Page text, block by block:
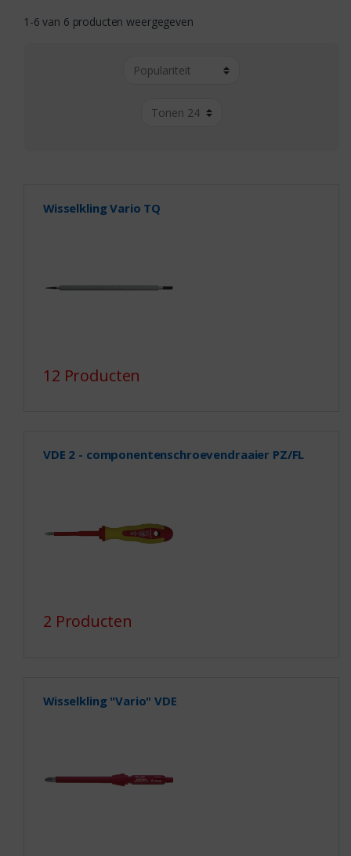
1-6 van 6 producten weergegeven
Wisselkling Vario TQ
12 Producten
VDE 2 - componentenschroevendraaier PZ/FL
2 Producten
Wisselkling "Vario" VDE